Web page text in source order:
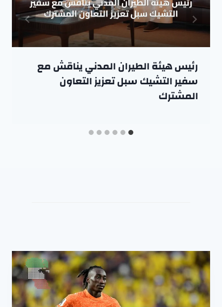
رئيس هيئة الطيران المدني يناقش مع
سفير التشيك سبل تعزيز التعاون
المشترك